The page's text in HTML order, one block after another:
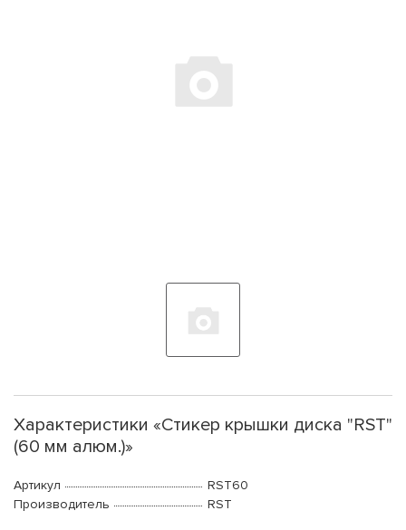
Характеристики «Стикер крышки диска "RST"
(60 мм алюм.)»
Артикул
RST60
Производитель
RST